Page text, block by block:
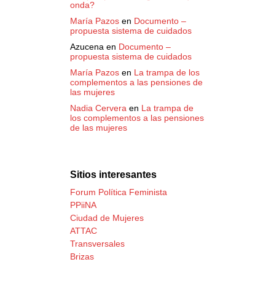
onda?
María Pazos en Documento –
propuesta sistema de cuidados
Azucena en Documento –
propuesta sistema de cuidados
María Pazos en La trampa de los
complementos a las pensiones de
las mujeres
Nadia Cervera en La trampa de
los complementos a las pensiones
de las mujeres
Sitios interesantes
Forum Política Feminista
PPiiNA
Ciudad de Mujeres
ATTAC
Transversales
Brizas